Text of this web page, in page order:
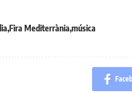
Fira Mediterrània música